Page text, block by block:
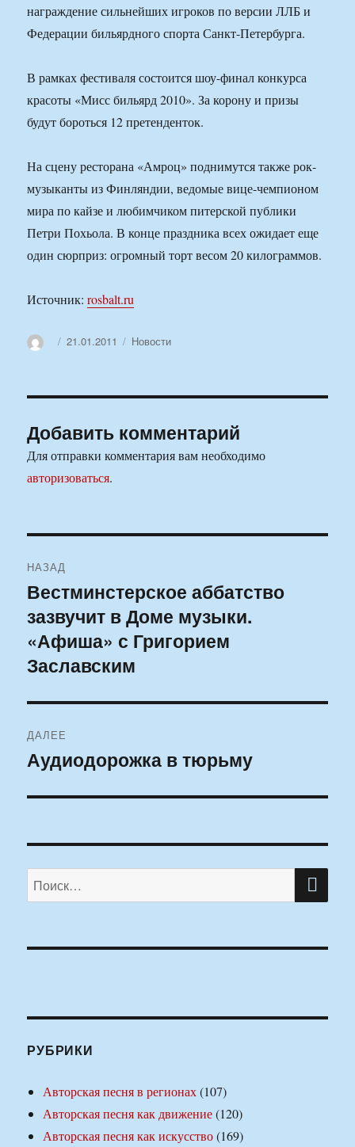
награждение сильнейших игроков по версии ЛЛБ и
Федерации бильярдного спорта Санкт-Петербурга.
В рамках фестиваля состоится шоу-финал конкурса
красоты «Мисс бильярд 2010». За корону и призы
будут бороться 12 претенденток.
На сцену ресторана «Амроц» поднимутся также рок-
музыканты из Финляндии, ведомые вице-чемпионом
мира по кайзе и любимчиком питерской публики
Петри Похьола. В конце праздника всех ожидает еще
один сюрприз: огромный торт весом 20 килограммов.
Источник:rosbalt.ru
АвторОпубликовано
21.01.2011 Рубрики
Новости
Добавить комментарий
Для отправки комментария вам необходимо
авторизоваться.
по
записям
НАЗАД
Предыдущая
запись:
Вестминстерское аббатство
зазвучит в Доме музыки.
«Афиша» с Григорием
Заславским
ДАЛЕЕ
Следующая
Аудиодорожка в тюрьму
Искать:
РУБРИКИ
Авторская песня в регионах(107)
Авторская песня как движение(120)
Авторская песня как искусство(169)